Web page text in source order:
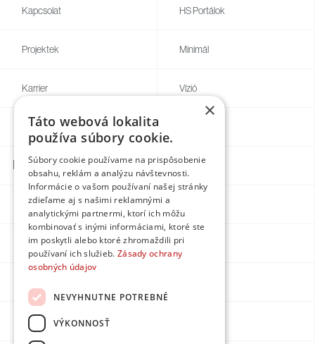
Kapcsolat
Projektek
Karrier
Blog
HS Portálok
Minimál
Vízió
Kapcsolatok
Facebook
Instagram
Youtube
×
Táto webová lokalita
používa súbory cookie.
Súbory cookie používame na prispôsobenie
obsahu, reklám a analýzu návštevnosti.
Informácie o vašom používaní našej stránky
zdieľame aj s našimi reklamnými a
analytickými partnermi, ktorí ich môžu
kombinovať s inými informáciami, ktoré ste
im poskytli alebo ktoré zhromaždili pri
používaní ich služieb. Zásady ochrany
osobných údajov
NEVYHNUTNE POTREBNÉ
VÝKONNOSŤ